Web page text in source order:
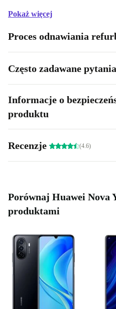
Pokaż więcej
Proces odnawiania
Często zadawane pytania
Informacje o
produktu
Recenzje (4.6)
Porównaj Huawei Nova
produktami